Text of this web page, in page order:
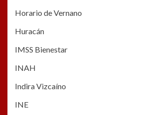
Horario de Vernano
Huracán
IMSS Bienestar
INAH
Indira Vizcaíno
INE